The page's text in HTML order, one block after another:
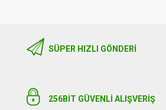
SÜPER HIZLI GÖNDERI
256BIT GÜVENLİ ALIŞVERİŞ